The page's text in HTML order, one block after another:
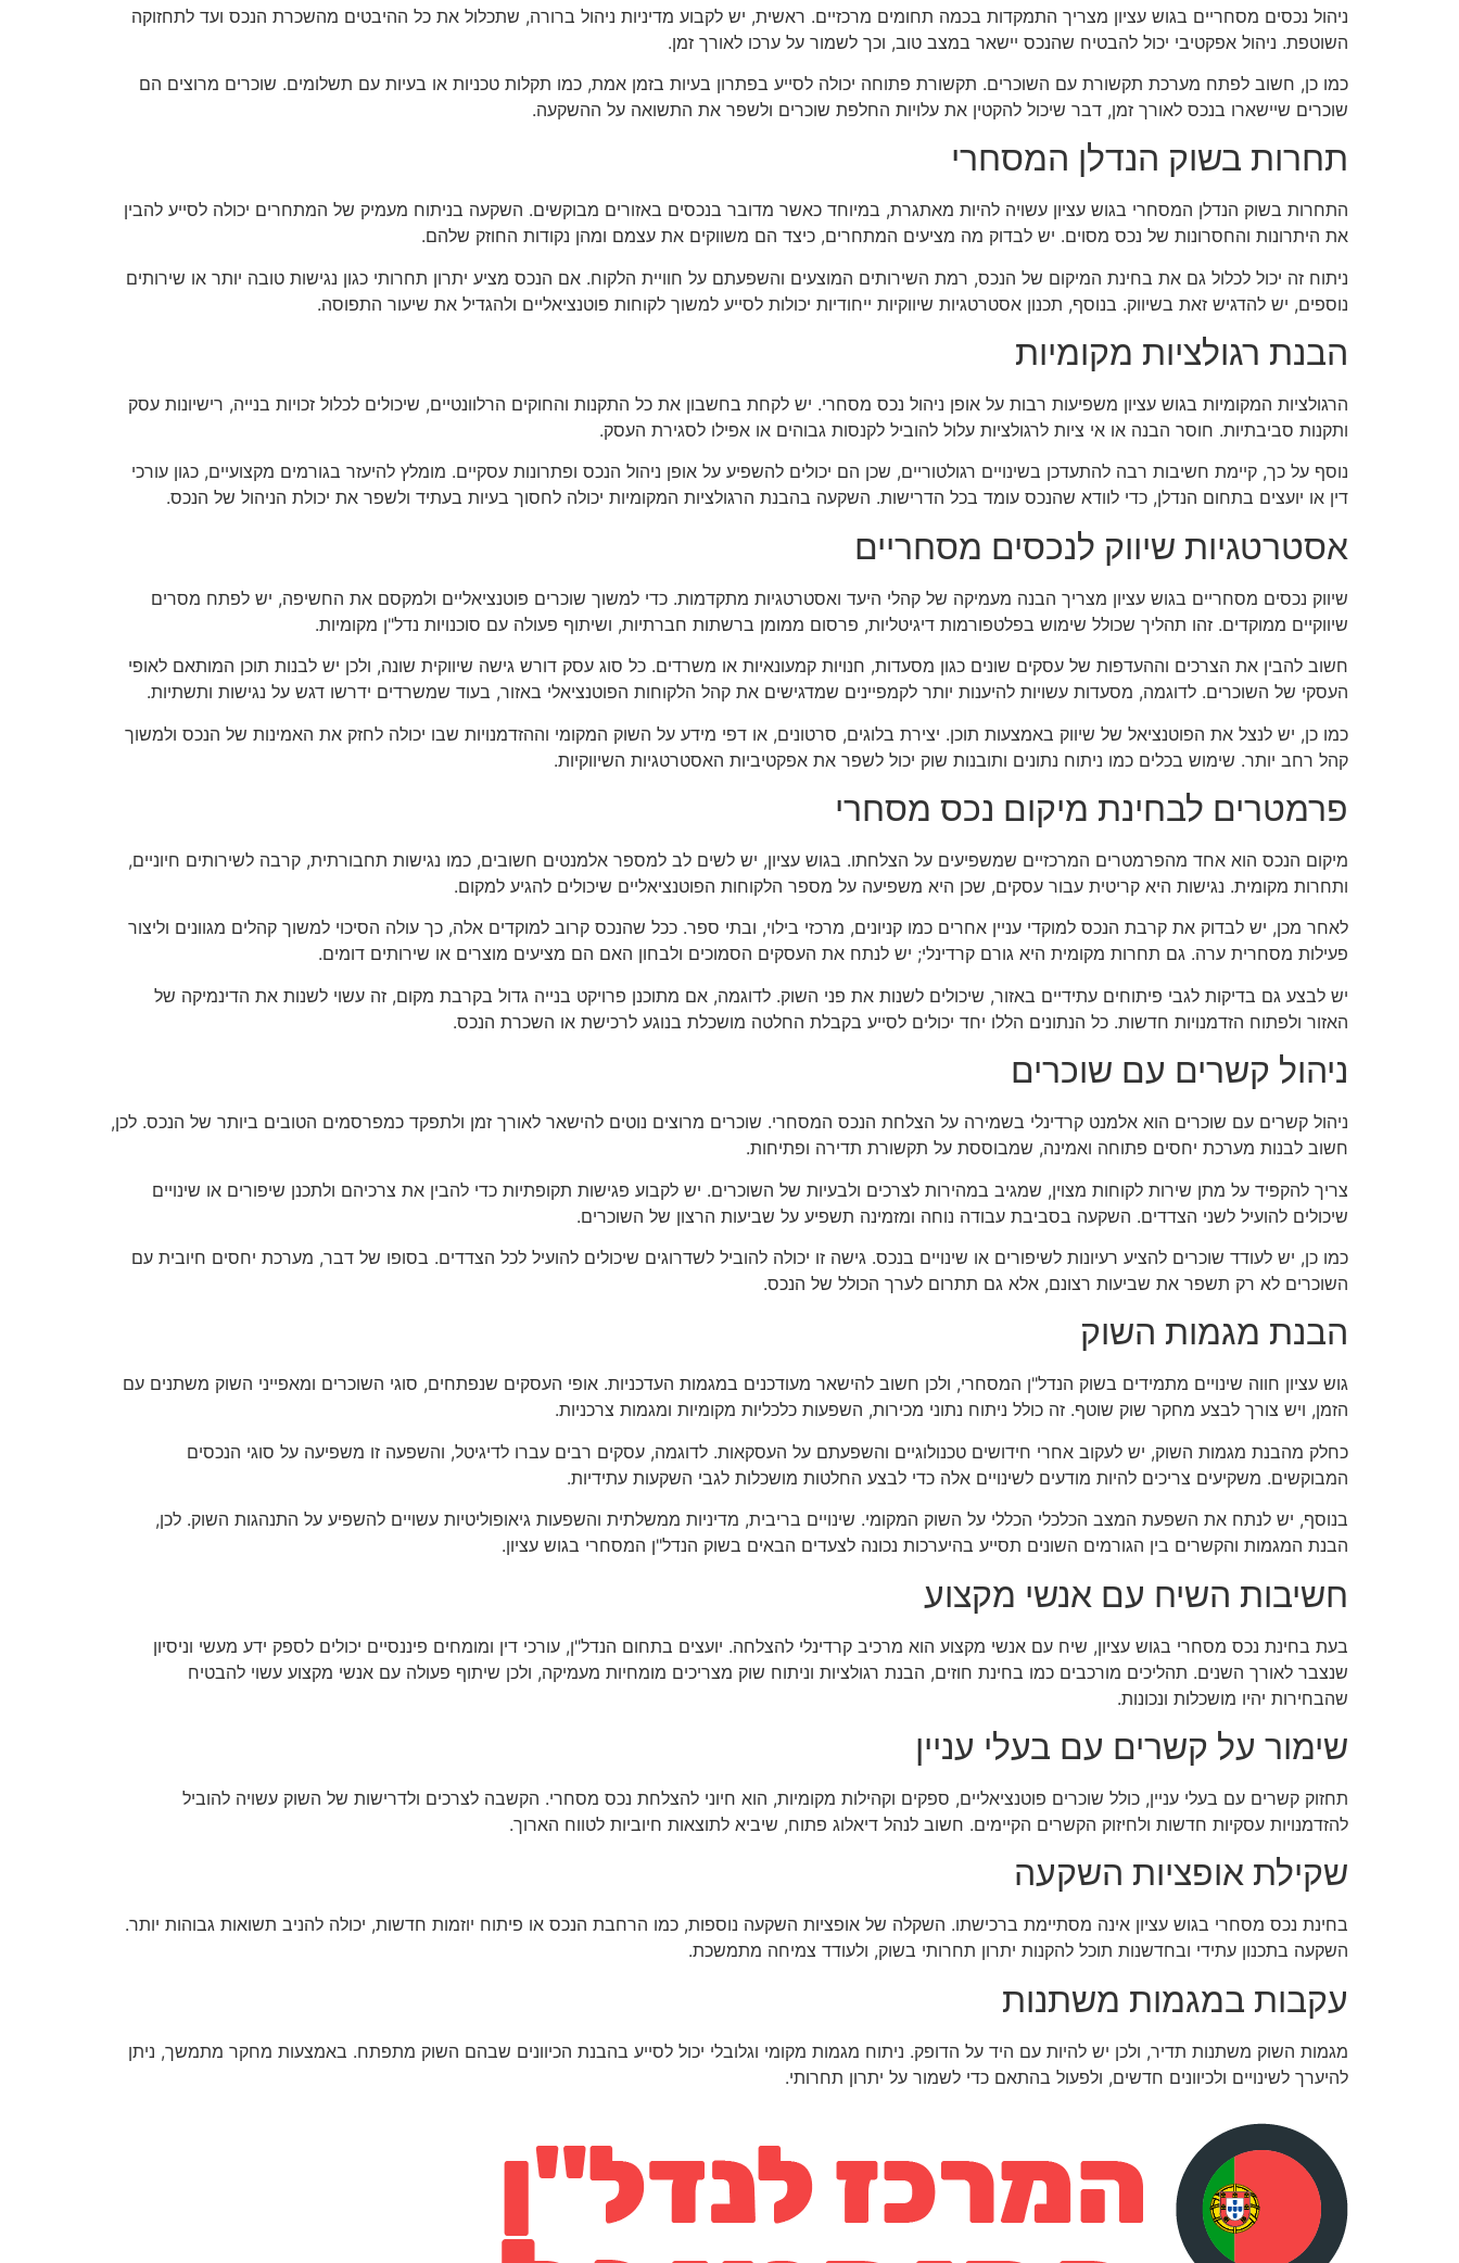
ניהול נכסים מסחריים בגוש עציון מצריך התמקדות בכמה תחומים מרכזיים. ראשית, יש לקבוע מדיניות ניהול ברורה, שתכלול את כל ההיבטים מהשכרת הנכס ועד לתחזוקה
השוטפת. ניהול אפקטיבי יכול להבטיח שהנכס יישאר במצב טוב, וכך לשמור על ערכו לאורך זמן.
כמו כן, חשוב לפתח מערכת תקשורת עם השוכרים. תקשורת פתוחה יכולה לסייע בפתרון בעיות בזמן אמת, כמו תקלות טכניות או בעיות עם תשלומים. שוכרים מרוצים הם
שוכרים שיישארו בנכס לאורך זמן, דבר שיכול להקטין את עלויות החלפת שוכרים ולשפר את התשואה על ההשקעה.
תחרות בשוק הנדלן המסחרי
התחרות בשוק הנדלן המסחרי בגוש עציון עשויה להיות מאתגרת, במיוחד כאשר מדובר בנכסים באזורים מבוקשים. השקעה בניתוח מעמיק של המתחרים יכולה לסייע להבין
את היתרונות והחסרונות של נכס מסוים. יש לבדוק מה מציעים המתחרים, כיצד הם משווקים את עצמם ומהן נקודות החוזק שלהם.
ניתוח זה יכול לכלול גם את בחינת המיקום של הנכס, רמת השירותים המוצעים והשפעתם על חוויית הלקוח. אם הנכס מציע יתרון תחרותי כגון נגישות טובה יותר או שירותים
נוספים, יש להדגיש זאת בשיווק. בנוסף, תכנון אסטרטגיות שיווקיות ייחודיות יכולות לסייע למשוך לקוחות פוטנציאליים ולהגדיל את שיעור התפוסה.
הבנת רגולציות מקומיות
הרגולציות המקומיות בגוש עציון משפיעות רבות על אופן ניהול נכס מסחרי. יש לקחת בחשבון את כל התקנות והחוקים הרלוונטיים, שיכולים לכלול זכויות בנייה, רישיונות עסק
ותקנות סביבתיות. חוסר הבנה או אי ציות לרגולציות עלול להוביל לקנסות גבוהים או אפילו לסגירת העסק.
נוסף על כך, קיימת חשיבות רבה להתעדכן בשינויים רגולטוריים, שכן הם יכולים להשפיע על אופן ניהול הנכס ופתרונות עסקיים. מומלץ להיעזר בגורמים מקצועיים, כגון עורכי
דין או יועצים בתחום הנדלן, כדי לוודא שהנכס עומד בכל הדרישות. השקעה בהבנת הרגולציות המקומיות יכולה לחסוך בעיות בעתיד ולשפר את יכולת הניהול של הנכס.
אסטרטגיות שיווק לנכסים מסחריים
שיווק נכסים מסחריים בגוש עציון מצריך הבנה מעמיקה של קהלי היעד ואסטרטגיות מתקדמות. כדי למשוך שוכרים פוטנציאליים ולמקסם את החשיפה, יש לפתח מסרים
שיווקיים ממוקדים. זהו תהליך שכולל שימוש בפלטפורמות דיגיטליות, פרסום ממומן ברשתות חברתיות, ושיתוף פעולה עם סוכנויות נדל"ן מקומיות.
חשוב להבין את הצרכים וההעדפות של עסקים שונים כגון מסעדות, חנויות קמעונאיות או משרדים. כל סוג עסק דורש גישה שיווקית שונה, ולכן יש לבנות תוכן המותאם לאופי
העסקי של השוכרים. לדוגמה, מסעדות עשויות להיענות יותר לקמפיינים שמדגישים את קהל הלקוחות הפוטנציאלי באזור, בעוד שמשרדים ידרשו דגש על נגישות ותשתיות.
כמו כן, יש לנצל את הפוטנציאל של שיווק באמצעות תוכן. יצירת בלוגים, סרטונים, או דפי מידע על השוק המקומי וההזדמנויות שבו יכולה לחזק את האמינות של הנכס ולמשוך
קהל רחב יותר. שימוש בכלים כמו ניתוח נתונים ותובנות שוק יכול לשפר את אפקטיביות האסטרטגיות השיווקיות.
פרמטרים לבחינת מיקום נכס מסחרי
מיקום הנכס הוא אחד מהפרמטרים המרכזיים שמשפיעים על הצלחתו. בגוש עציון, יש לשים לב למספר אלמנטים חשובים, כמו נגישות תחבורתית, קרבה לשירותים חיוניים,
ותחרות מקומית. נגישות היא קריטית עבור עסקים, שכן היא משפיעה על מספר הלקוחות הפוטנציאליים שיכולים להגיע למקום.
לאחר מכן, יש לבדוק את קרבת הנכס למוקדי עניין אחרים כמו קניונים, מרכזי בילוי, ובתי ספר. ככל שהנכס קרוב למוקדים אלה, כך עולה הסיכוי למשוך קהלים מגוונים וליצור
פעילות מסחרית ערה. גם תחרות מקומית היא גורם קרדינלי; יש לנתח את העסקים הסמוכים ולבחון האם הם מציעים מוצרים או שירותים דומים.
יש לבצע גם בדיקות לגבי פיתוחים עתידיים באזור, שיכולים לשנות את פני השוק. לדוגמה, אם מתוכנן פרויקט בנייה גדול בקרבת מקום, זה עשוי לשנות את הדינמיקה של
האזור ולפתוח הזדמנויות חדשות. כל הנתונים הללו יחד יכולים לסייע בקבלת החלטה מושכלת בנוגע לרכישת או השכרת הנכס.
ניהול קשרים עם שוכרים
ניהול קשרים עם שוכרים הוא אלמנט קרדינלי בשמירה על הצלחת הנכס המסחרי. שוכרים מרוצים נוטים להישאר לאורך זמן ולתפקד כמפרסמים הטובים ביותר של הנכס. לכן,
חשוב לבנות מערכת יחסים פתוחה ואמינה, שמבוססת על תקשורת תדירה ופתיחות.
צריך להקפיד על מתן שירות לקוחות מצוין, שמגיב במהירות לצרכים ולבעיות של השוכרים. יש לקבוע פגישות תקופתיות כדי להבין את צרכיהם ולתכנן שיפורים או שינויים
שיכולים להועיל לשני הצדדים. השקעה בסביבת עבודה נוחה ומזמינה תשפיע על שביעות הרצון של השוכרים.
כמו כן, יש לעודד שוכרים להציע רעיונות לשיפורים או שינויים בנכס. גישה זו יכולה להוביל לשדרוגים שיכולים להועיל לכל הצדדים. בסופו של דבר, מערכת יחסים חיובית עם
השוכרים לא רק תשפר את שביעות רצונם, אלא גם תתרום לערך הכולל של הנכס.
הבנת מגמות השוק
גוש עציון חווה שינויים מתמידים בשוק הנדל"ן המסחרי, ולכן חשוב להישאר מעודכנים במגמות העדכניות. אופי העסקים שנפתחים, סוגי השוכרים ומאפייני השוק משתנים עם
הזמן, ויש צורך לבצע מחקר שוק שוטף. זה כולל ניתוח נתוני מכירות, השפעות כלכליות מקומיות ומגמות צרכניות.
כחלק מהבנת מגמות השוק, יש לעקוב אחרי חידושים טכנולוגיים והשפעתם על העסקאות. לדוגמה, עסקים רבים עברו לדיגיטל, והשפעה זו משפיעה על סוגי הנכסים
המבוקשים. משקיעים צריכים להיות מודעים לשינויים אלה כדי לבצע החלטות מושכלות לגבי השקעות עתידיות.
בנוסף, יש לנתח את השפעת המצב הכלכלי הכללי על השוק המקומי. שינויים בריבית, מדיניות ממשלתית והשפעות גיאופוליטיות עשויים להשפיע על התנהגות השוק. לכן,
הבנת המגמות והקשרים בין הגורמים השונים תסייע בהיערכות נכונה לצעדים הבאים בשוק הנדל"ן המסחרי בגוש עציון.
חשיבות השיח עם אנשי מקצוע
בעת בחינת נכס מסחרי בגוש עציון, שיח עם אנשי מקצוע הוא מרכיב קרדינלי להצלחה. יועצים בתחום הנדל"ן, עורכי דין ומומחים פיננסיים יכולים לספק ידע מעשי וניסיון
שנצבר לאורך השנים. תהליכים מורכבים כמו בחינת חוזים, הבנת רגולציות וניתוח שוק מצריכים מומחיות מעמיקה, ולכן שיתוף פעולה עם אנשי מקצוע עשוי להבטיח
שהבחירות יהיו מושכלות ונכונות.
שימור על קשרים עם בעלי עניין
תחזוק קשרים עם בעלי עניין, כולל שוכרים פוטנציאליים, ספקים וקהילות מקומיות, הוא חיוני להצלחת נכס מסחרי. הקשבה לצרכים ולדרישות של השוק עשויה להוביל
להזדמנויות עסקיות חדשות ולחיזוק הקשרים הקיימים. חשוב לנהל דיאלוג פתוח, שיביא לתוצאות חיוביות לטווח הארוך.
שקילת אופציות השקעה
בחינת נכס מסחרי בגוש עציון אינה מסתיימת ברכישתו. השקלה של אופציות השקעה נוספות, כמו הרחבת הנכס או פיתוח יוזמות חדשות, יכולה להניב תשואות גבוהות יותר.
השקעה בתכנון עתידי ובחדשנות תוכל להקנות יתרון תחרותי בשוק, ולעודד צמיחה מתמשכת.
עקבות במגמות משתנות
מגמות השוק משתנות תדיר, ולכן יש להיות עם היד על הדופק. ניתוח מגמות מקומי וגלובלי יכול לסייע בהבנת הכיוונים שבהם השוק מתפתח. באמצעות מחקר מתמשך, ניתן
להיערך לשינויים ולכיוונים חדשים, ולפעול בהתאם כדי לשמור על יתרון תחרותי.